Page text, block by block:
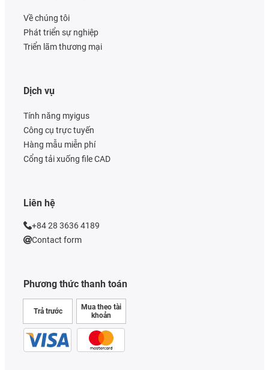
Về chúng tôi
Phát triển sự nghiệp
Triển lãm thương mại
Phương thức thanh toán
Trả trước
Mua theo tài
khoản
Dịch vụ
Tính năng myigus
Công cụ trực tuyến
Hàng mẫu miễn phí
Cổng tải xuống file CAD
Liên hệ
+84 28 3636 4189
Contact form